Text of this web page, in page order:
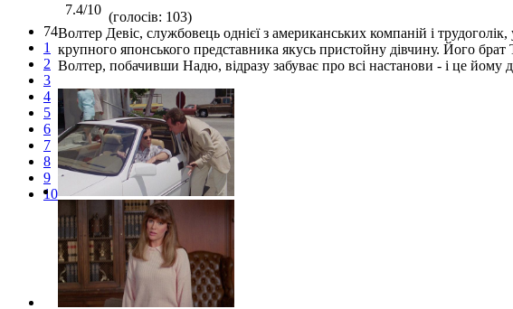
74
1
2
3
4
5
6
7
8
9
10
7.4/10 (голосів: 103)
Волтер Девіс, службовець однієї з американських компаній і
крупного японського представника якусь пристойну дівчину. Його
Волтер, побачивши Надю, відразу забуває про всі настанови - і це йому